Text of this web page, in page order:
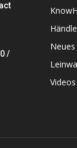
/
Videos